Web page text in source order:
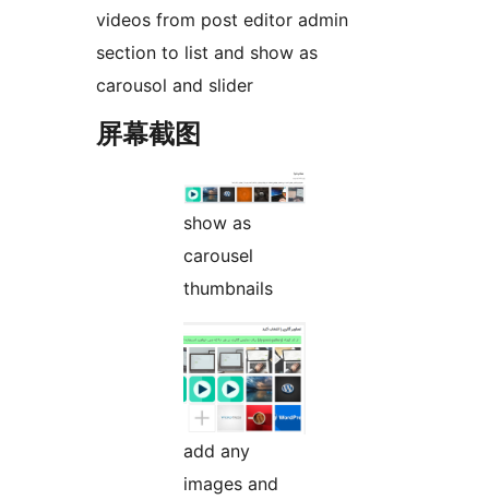
videos from post editor admin
section to list and show as
carousol and slider
屏幕截图
show as
carousel
thumbnails
add any
images and